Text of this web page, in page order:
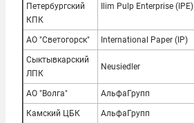
Петербургский
КПК
Ilim Pulp Enterprise (IPE)
АО "Светогорск" International Paper (IP)
Сыктывкарский
ЛПК
Neusiedler
АО "Волга" АльфаГрупп
Камский ЦБК АльфаГрупп